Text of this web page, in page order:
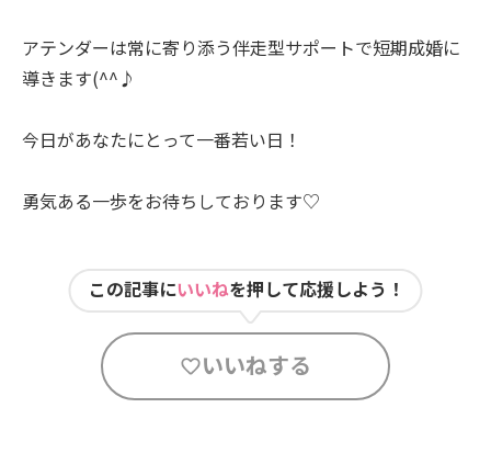
アテンダーは常に寄り添う伴走型サポートで短期成婚に
導きます(^^♪
今日があなたにとって一番若い日！
勇気ある一歩をお待ちしております♡
この記事にいいねを押して応援しよう！
いいねする